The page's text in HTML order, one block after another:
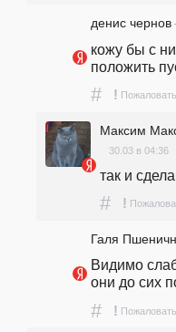
денис чернов
кожу бы с
положить
# !
Максим
30.03 в 04:36
так и
# !
Галя
Видимо
они до сих
# !